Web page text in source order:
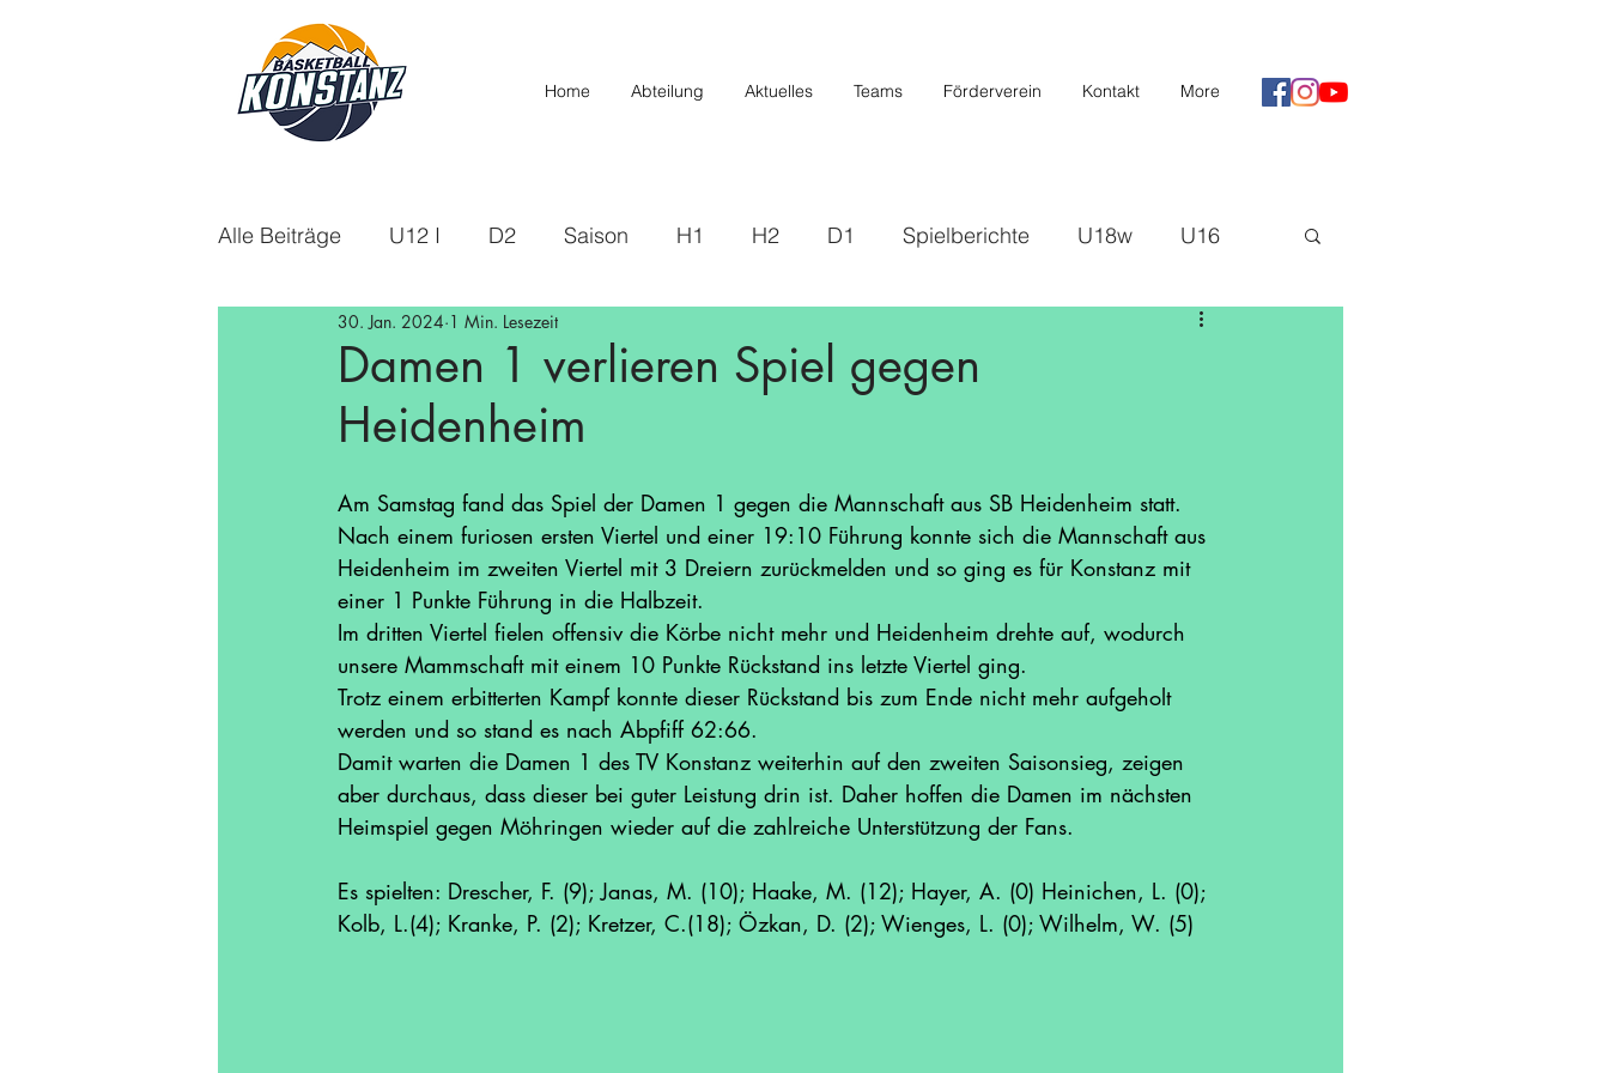
Home Abteilung Aktuelles Teams Förderverein Kontakt More
Alle Beiträge U12 I D2 Saison H1 H2 D1 Spielberichte U18w U16
U14 Aktuelles Saison 20/21
Saison 21/22 Saison 22/23
Saison 24/25 Saison 25/26
Damen 1 verlieren Spiel gegen
Heidenheim
30. Jan. 2024 1 Min. Lesezeit
Am Samstag fand das Spiel der Damen 1 gegen die Mannschaft aus SB Heidenheim statt.
Nach einem furiosen ersten Viertel und einer 19:10 Führung konnte sich die Mannschaft aus
Heidenheim im zweiten Viertel mit 3 Dreiern zurückmelden und so ging es für Konstanz mit
einer 1 Punkte Führung in die Halbzeit.
Im dritten Viertel fielen offensiv die Körbe nicht mehr und Heidenheim drehte auf, wodurch
unsere Mammschaft mit einem 10 Punkte Rückstand ins letzte Viertel ging.
Trotz einem erbitterten Kampf konnte dieser Rückstand bis zum Ende nicht mehr aufgeholt
werden und so stand es nach Abpfiff 62:66.
Damit warten die Damen 1 des TV Konstanz weiterhin auf den zweiten Saisonsieg, zeigen
aber durchaus, dass dieser bei guter Leistung drin ist. Daher hoffen die Damen im nächsten
Heimspiel gegen Möhringen wieder auf die zahlreiche Unterstützung der Fans.
Es spielten: Drescher, F. (9); Janas, M. (10); Haake, M. (12); Hayer, A. (0) Heinichen, L. (0);
Kolb, L.(4); Kranke, P. (2); Kretzer, C.(18); Özkan, D. (2); Wienges, L. (0); Wilhelm, W. (5)